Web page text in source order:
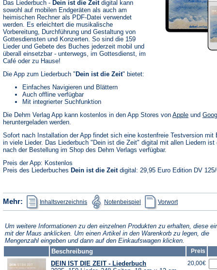
Das Liederbuch - Dein ist die Zeitdigital kann
sowohl auf mobilen Endgeräten als auch am
heimischen Rechner als PDF-Datei verwendet
werden. Es erleichtert die musikalische
Vorbereitung, Durchführung und Gestaltung von
Gottesdiensten und Konzerten. So sind die 159
Lieder und Gebete des Buches jederzeit mobil und
überall einsetzbar - unterwegs, im Gottesdienst, im
Café oder zu Hause!
Die App zum Liederbuch " Dein ist die Zeit" bietet:
Einfaches Navigieren und Blättern
Auch offline verfügbar
Mit integrierter Suchfunktion
Die Dehm Verlag App kann kostenlos in den App Stores von Apple(Öffnet
neuen
Tab)
und
heruntergeladen werden.
Sofort nach Installation der App findet sich eine kostenfreie Testversion mit
in viele Lieder. Das Liederbuch "Dein ist die Zeit" digital mit allen Liedern ist
nach der Bestellung im Shop des Dehm Verlags verfügbar.
Preis der App: Kostenlos
Preis des Liederbuches Dein ist die Zeitdigital: 29,95 Euro Edition DV
Mehr: Inhaltsverzeichnis
(Öffnet
in
einem
Tab)
Notenbeispiel
(Öffnet
in
einem
Tab)
Vorwortin
einem
Tab)
Um weitere Informationen zu den einzelnen Produkten zu erhalten, diese
mit der Maus anklicken. Um einen Artikel in den Warenkorb zu legen, die
Mengenzahl eingeben und dann auf den Einkaufswagen klicken.
Beschreibung
Preis
DEIN IST DIE ZEIT - Liederbuch
20,00€